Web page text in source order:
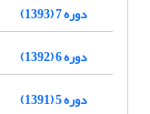
دوره 7 (1393)
دوره 6 (1392)
دوره 5 (1391)